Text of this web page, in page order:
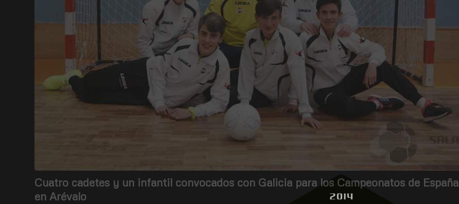
Cuatro cadetes y un infantil convocados con Galicia para los Campeonatos de España
en Arévalo